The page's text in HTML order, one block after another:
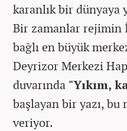
karanlık bir dünyaya
Bir zamanlar rejimin
bağlı en büyük
Deyrizor Merkezi
duvarında "Yıkım,
başlayan bir yazı,
veriyor.